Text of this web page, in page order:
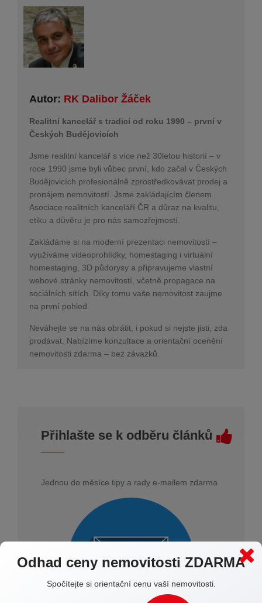
Autor: RK Dalibor Žáček
Realitní kancelář s tradicí od roku 1990 – první v
Českých Budějovicích
Jsme realitní kancelář s více než 30letou historií – v
roce 1990 jsme byli vůbec první, kdo začal v Českých
Budějovicích profesionálně zprostředkovávat prodej a
pronájem nemovitostí. Jsme zakládajícím členem
Asociace realitních kanceláří ČR a důraz na kvalitu,
etiku a důvěru je pro nás samozřejmostí.
Zakládáme si na moderní prezentaci nemovitostí –
využíváme videoprohlídky, homestaging i virtuální
homestaging, 3D půdorysy a připravujeme vlastní
webové stránky nemovitostí, včetně propagace na
sociálních sítích. Díky tomu vaše nemovitost zaujme
na první pohled.
Neváhejte se na nás obrátit, i pokud si nejste jisti, zda
prodávat. Nabízíme konzultace a orientační ocenění
nemovitosti zdarma – bez závazků.
Přihlašte se k odběru článků
Jednou do měsíce tipy a rady e-mailem zdarma
Odhad ceny nemovitosti ZDARMA
Spočítejte si orientační cenu vaší nemovitosti.